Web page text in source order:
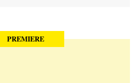
PREMIERE